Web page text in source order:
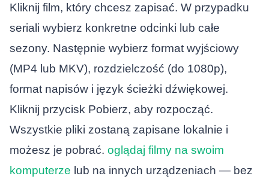
Kliknij film, który chcesz zapisać. W przypadku
seriali wybierz konkretne odcinki lub całe
sezony. Następnie wybierz format wyjściowy
(MP4 lub MKV), rozdzielczość (do 1080p),
format napisów i język ścieżki dźwiękowej.
Kliknij przycisk Pobierz, aby rozpocząć.
Wszystkie pliki zostaną zapisane lokalnie i
możesz je pobrać. oglądaj filmy na swoim
komputerze lub na innych urządzeniach — bez